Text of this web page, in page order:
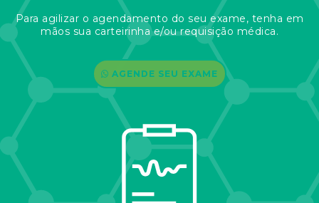
Para agilizar o agendamento do seu exame, tenha em
mãos sua carteirinha e/ou requisição médica.
AGENDE SEU EXAME